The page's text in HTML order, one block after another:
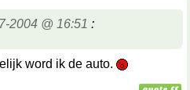
2004 @ 16:51 :
word ik de auto.